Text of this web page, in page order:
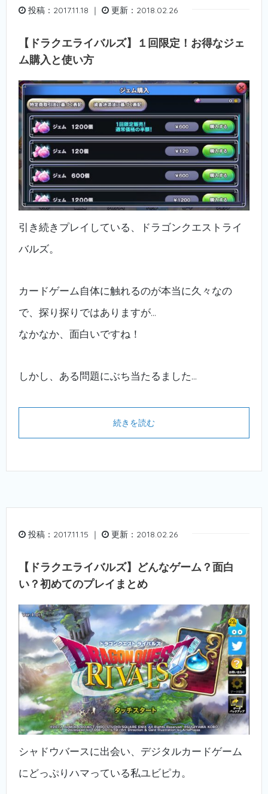
投稿：2017.11.18 ｜ 更新：2018.02.26
【ドラクエライバルズ】１回限定！お得なジェ
ム購入と使い方
引き続きプレイしている、ドラゴンクエストライ
バルズ。
カードゲーム自体に触れるのが本当に久々なの
で、探り探りではありますが…
なかなか、面白いですね！
しかし、ある問題にぶち当たるました…
続きを読む
投稿：2017.11.15 ｜ 更新：2018.02.26
【ドラクエライバルズ】どんなゲーム？面白
い？初めてのプレイまとめ
シャドウバースに出会い、デジタルカードゲーム
にどっぷりハマっている私ユビピカ。